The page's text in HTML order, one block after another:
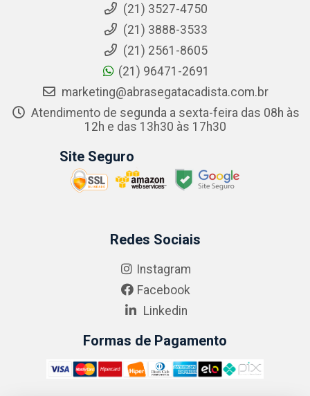
(21) 3527-4750
(21) 3888-3533
(21) 2561-8605
(21) 96471-2691
marketing@abrasegatacadista.com.br
Atendimento de segunda a sexta-feira das 08h às
12h e das 13h30 às 17h30
Site Seguro
Redes Sociais
Instagram
Facebook
Linkedin
Formas de Pagamento